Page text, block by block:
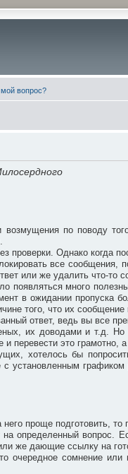
мой вопрос?
по поводу
Однако когда
все сообщения,
или же удалить что-то
появляться много
в ожидании пропуска
того, что их
ответ, ведь вы все
их доводами и т.д. Но
это грамотно, а
хотелось бы
установленным
проще подготовить,
определенный вопрос.
же дающие ссылку на
очередное сомнение